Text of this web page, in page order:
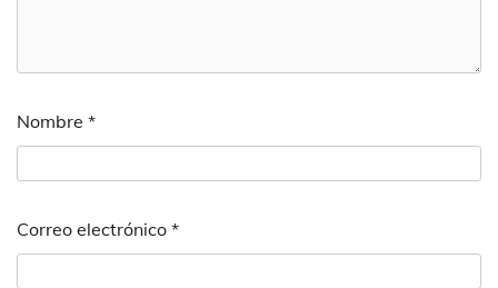
Nombre *
Correo electrónico *